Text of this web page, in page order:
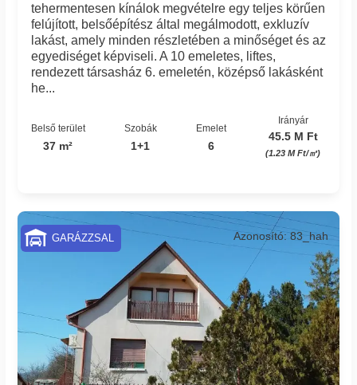
tehermentesen kínálok megvételre egy teljes körűen
felújított, belsőépítész által megálmodott, exkluzív
lakást, amely minden részletében a minőséget és az
egyediséget képviseli. A 10 emeletes, liftes,
rendezett társasház 6. emeletén, középső lakásként
he...
Belső terület
37 m²
Szobák
1+1
Emelet
6
Irányár
45.5 M Ft
(1.23 M Ft/㎡)
Azonosító: 83_hah
GARÁZZSAL